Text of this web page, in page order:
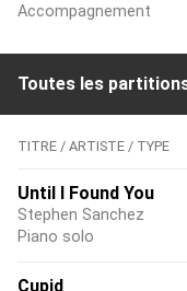
Accompagnement
Toutes les
TITRE / ARTISTE / TYPE
Until I Found You
Stephen Sanchez
Piano solo
Cupid